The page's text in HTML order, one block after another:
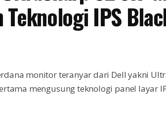
Teknologi IPS
monitor teranyar dari Dell yakni
mengusung teknologi panel layar